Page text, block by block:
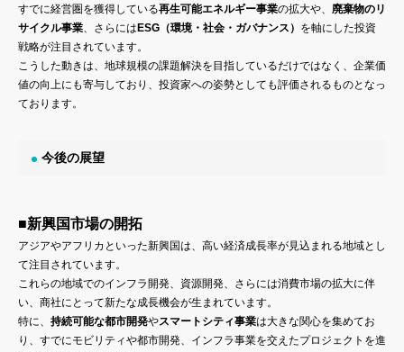
すでに経営圏を獲得している再生可能エネルギー事業の拡大や、 廃棄物のリ
サイクル事業、さらには ESG（環境・社会・ガバナンス） を軸にした投資
戦略が注目されています。
こうした動きは、地球規模の課題解決を目指しているだけではなく、企業価
値の向上にも寄与しており、投資家への姿勢としても評価されるものとなっ
ております。
今後の展望
■新興国市場の開拓
アジアやアフリカといった新興国は、高い経済成長率が見込まれる地域とし
て注目されています。
これらの地域でのインフラ開発、資源開発、さらには消費市場の拡大に伴
い、商社にとって新たな成長機会が生まれています。
特に、 持続可能な都市開発やスマートシティ事業は大きな関心を集めてお
り、すでにモビリティや都市開発、インフラ事業を交えたプロジェクトを進